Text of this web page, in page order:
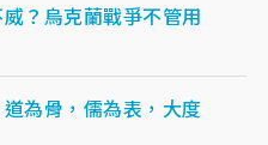
？烏克蘭戰爭不管用
為骨，儒為表，大度